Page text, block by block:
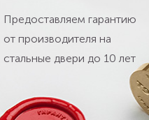
Предоставляем гарантию
от производителя на
стальные двери до 10 лет